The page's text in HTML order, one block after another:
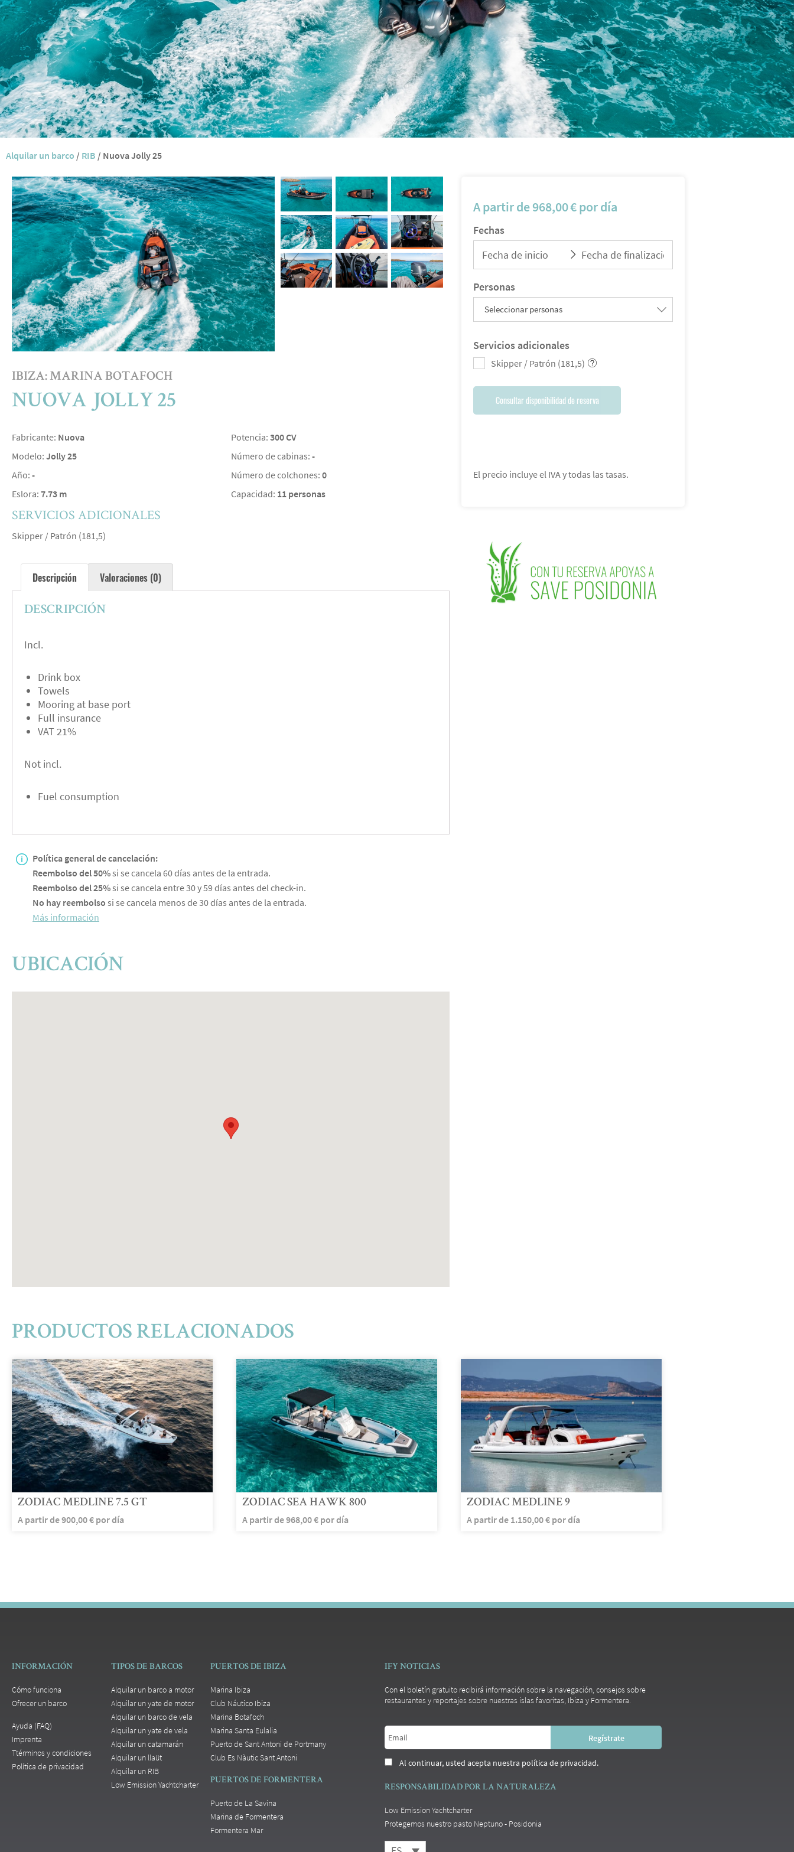
Alquilar un barco / RIB / Nuova Jolly 25
IBIZA: MARINA BOTAFOCH
NUOVA JOLLY 25
Fabricante: Nuova
Modelo: Jolly 25
Año: -
Eslora: 7.73 m
Potencia: 300 CV
Número de cabinas: -
Número de colchones: 0
Capacidad: 11 personas
SERVICIOS ADICIONALES
Skipper / Patrón (181,5)
Descripción Valoraciones (0)
DESCRIPCIÓN
Incl.
Drink box
Towels
Mooring at base port
Full insurance
VAT 21%
Not incl.
Fuel consumption
Política general de cancelación:
Reembolso del 50%si se cancela 60 días antes de la entrada.
Reembolso del 25%si se cancela entre 30 y 59 días antes del check-in.
No hay reembolso si se cancela menos de 30 días antes de la entrada.
Más información
UBICACIÓN
A partir de968,00€por día
Fechas
Personas
Seleccionar personas
Servicios adicionales
Skipper / Patrón (181,5)
Consultar disponibilidad de reserva
El precio incluye el IVA y todas las tasas.
PRODUCTOS RELACIONADOS
ZODIAC MEDLINE 7.5 GT
A partir de900,00€ por día
ZODIAC SEA HAWK 800
A partir de968,00€ por día
ZODIAC MEDLINE 9
A partir de 1.150,00€ por día
INFORMACIÓN
Cómo funciona
Ofrecer un barco
Ayuda (FAQ)
Imprenta
Ttérminos y condiciones
Política de privacidad
TIPOS DE BARCOS
Alquilar un barco a motor
Alquilar un yate de motor
Alquilar un barco de vela
Alquilar un yate de vela
Alquilar un catamarán
Alquilar un llaüt
Alquilar un RIB
Low Emission Yachtcharter
PUERTOS DE IBIZA
Marina Ibiza
Club Náutico Ibiza
Marina Botafoch
Marina Santa Eulalia
Puerto de Sant Antoni de Portmany
Club Es Nàutic Sant Antoni
PUERTOS DE FORMENTERA
Puerto de La Savina
Marina de Formentera
Formentera Mar
IFY NOTICIAS
Con el boletín gratuito recibirá información sobre la navegación, consejos sobre
restaurantes y reportajes sobre nuestras islas favoritas, Ibiza y Formentera.
Al continuar, usted acepta nuestra política de privacidad.
RESPONSABILIDAD POR LA NATURALEZA
Low Emission Yachtcharter
Protegemos nuestro pasto Neptuno - Posidonia